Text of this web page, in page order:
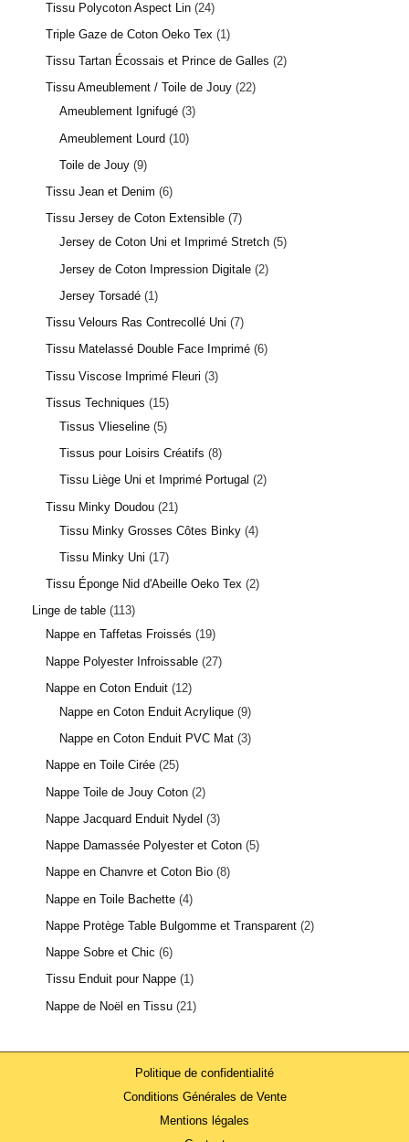
Tissu Polycoton Aspect Lin 24
Triple Gaze de Coton Oeko Tex
1
Tissu Tartan Écossais et Prince de Galles 2
Tissu Ameublement / Toile de Jouy 22
Ameublement Ignifugé 3
Ameublement Lourd 10
Toile de Jouy 9
Tissu Jean et Denim 6
Tissu Jersey de Coton Extensible 7
Jersey de Coton Uni et Imprimé Stretch 5
Jersey de Coton Impression Digitale 2
Jersey Torsadé 1
Tissu Velours Ras Contrecollé Uni 7
Tissu Matelassé Double Face Imprimé 6
Tissu Viscose Imprimé Fleuri 3
Tissus Techniques
15
Tissus Vlieseline 5
Tissus pour Loisirs Créatifs 8
Tissu Liège Uni et Imprimé Portugal
2
Tissu Minky Doudou 21
Tissu Minky Grosses Côtes Binky 4
Tissu Minky Uni
17
Tissu Éponge Nid d'Abeille Oeko Tex 2
Linge de table 113
Nappe en Taffetas Froissés
19
Nappe Polyester Infroissable 27
Nappe en Coton Enduit 12
Nappe en Coton Enduit Acrylique 9
Nappe en Coton Enduit PVC Mat 3
Nappe en Toile Cirée 25
Nappe Toile de Jouy Coton 2
Nappe Jacquard Enduit Nydel
3
Nappe Damassée Polyester et Coton 5
Nappe en Chanvre et Coton Bio 8
Nappe en Toile Bachette 4
Nappe Protège Table Bulgomme et Transparent 2
Nappe Sobre et Chic 6
Tissu Enduit pour Nappe 1
Nappe de Noël en Tissu 21
Politique de confidentialité
Conditions Générales de Vente
Mentions légales